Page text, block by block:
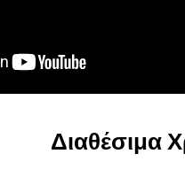
Διαθέσιμα